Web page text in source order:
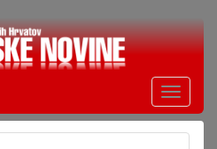
Toggle